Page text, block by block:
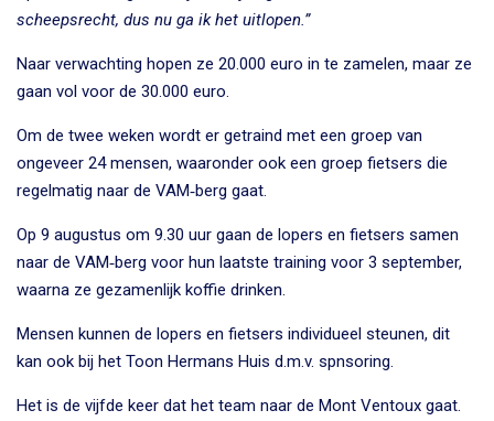
scheepsrecht, dus nu ga ik het uitlopen.”
Naar verwachting hopen ze 20.000 euro in te zamelen, maar ze
gaan vol voor de 30.000 euro.
Om de twee weken wordt er getraind met een groep van
ongeveer 24 mensen, waaronder ook een groep fietsers die
regelmatig naar de VAM‑berg gaat.
Op 9 augustus om 9.30 uur gaan de lopers en fietsers samen
naar de VAM‑berg voor hun laatste training voor 3 september,
waarna ze gezamenlijk koffie drinken.
Mensen kunnen de lopers en fietsers individueel steunen, dit
kan ook bij het Toon Hermans Huis d.m.v. spnsoring.
Het is de vijfde keer dat het team naar de Mont Ventoux gaat.